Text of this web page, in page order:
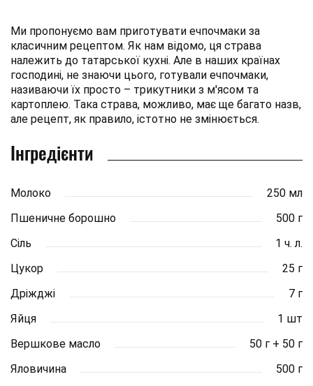
Ми пропонуємо вам приготувати ечпочмаки за
класичним рецептом. Як нам відомо, ця страва
належить до татарської кухні. Але в наших країнах
господині, не знаючи цього, готували ечпочмаки,
називаючи їх просто – трикутники з м'ясом та
картоплею. Така страва, можливо, має ще багато назв,
але рецепт, як правило, істотно не змінюється.
Інгредієнти
Молоко
250 мл
Пшеничне борошно
500 г
Сіль
1 ч. л.
Цукор
25 г
Дріжджі
7 г
Яйця
1 шт
Вершкове масло
50 г + 50 г
Яловичина
500 г